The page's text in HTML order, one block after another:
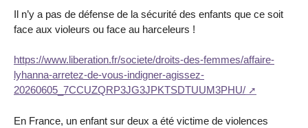
Il n’y a pas de défense de la sécurité des enfants que ce soit
face aux violeurs ou face au harceleurs !
https://www.liberation.fr/societe/droits-des-femmes/affaire-
lyhanna-arretez-de-vous-indigner-agissez-
20260605_7CCUZQRP3JG3JPKTSDTUUM3PHU/
En France, un enfant sur deux a été victime de violences